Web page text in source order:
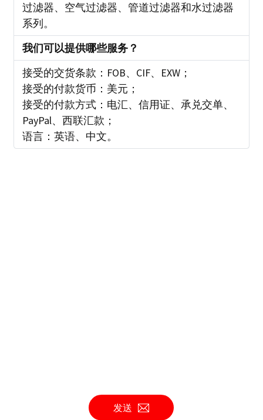
过滤器、空气过滤器、管道过滤器和水过滤器
系列。
我们可以提供哪些服务？
接受的交货条款：FOB、CIF、EXW；
接受的付款货币：美元；
接受的付款方式：电汇、信用证、承兑交单、
PayPal、西联汇款；
语言：英语、中文。
发送